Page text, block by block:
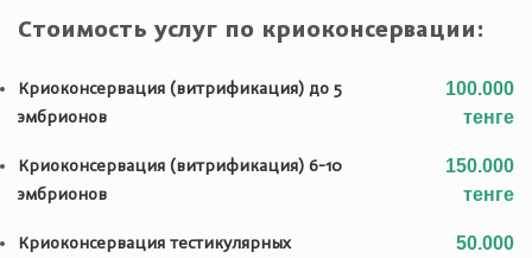
Стоимость услуг по криоконсервации:
Криоконсервация (витрификация) до 5
эмбрионов
100.000
тенге
Криоконсервация (витрификация) 6-10
эмбрионов
150.000
тенге
Криоконсервация тестикулярных
50.000